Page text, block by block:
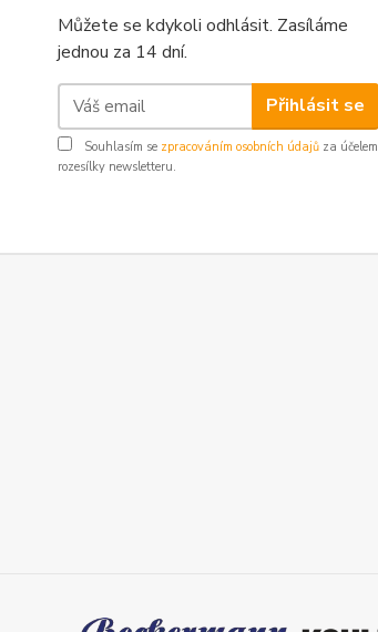
Můžete se kdykoli odhlásit. Zasíláme
jednou za 14 dní.
Přihlásit se
Souhlasím se zpracováním osobních údajů za účelem
rozesílky newsletteru.